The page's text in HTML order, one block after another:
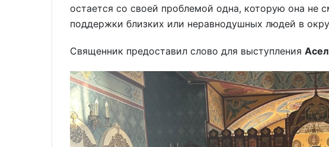
остается со своей проблемой одна, которую она не
поддержки близких или неравнодушных людей в
Священник предоставил слово для выступления